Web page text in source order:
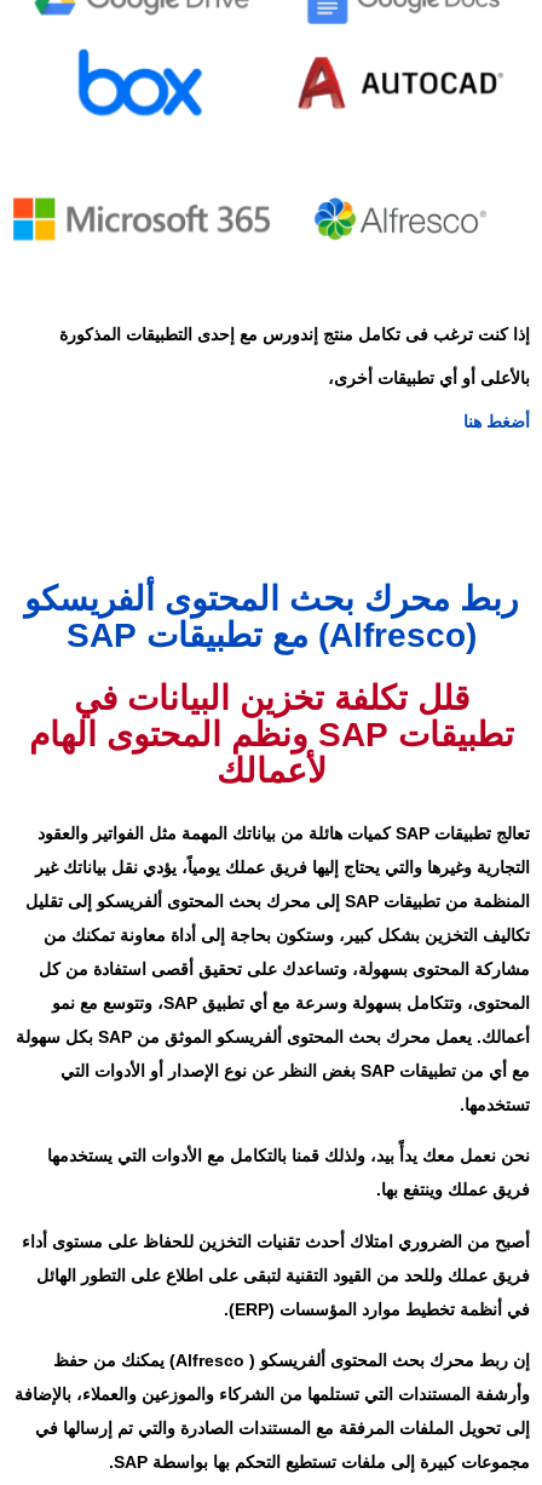
إذا كنت ترغب فى تكامل منتج إندورس مع إحدى التطبيقات المذكورة
بالأعلى أو أي تطبيقات أخرى،
أضغط هنا
ربط محرك بحث المحتوى ألفريسكو
(Alfresco) مع تطبيقات SAP
قلل تكلفة تخزين البيانات في
تطبيقات SAP ونظم المحتوى الهام
لأعمالك
تعالج تطبيقات SAP كميات هائلة من بياناتك المهمة مثل الفواتير والعقود
التجارية وغيرها والتي يحتاج إليها فريق عملك يومياً، يؤدي نقل بياناتك غير
المنظمة من تطبيقات SAP إلى محرك بحث المحتوى ألفريسكو إلى تقليل
تكاليف التخزين بشكل كبير، وستكون بحاجة إلى أداة معاونة تمكنك من
مشاركة المحتوى بسهولة، وتساعدك على تحقيق أقصى استفادة من كل
المحتوى، وتتكامل بسهولة وسرعة مع أي تطبيق SAP، وتتوسع مع نمو
أعمالك. يعمل محرك بحث المحتوى ألفريسكو الموثق من SAP بكل سهولة
مع أي من تطبيقات SAP بغض النظر عن نوع الإصدار أو الأدوات التي
تستخدمها.
نحن نعمل معك يدأً بيد، ولذلك قمنا بالتكامل مع الأدوات التي يستخدمها
فريق عملك وينتفع بها.
أصبح من الضروري امتلاك أحدث تقنيات التخزين للحفاظ على مستوى أداء
فريق عملك وللحد من القيود التقنية لتبقى على اطلاع على التطور الهائل
في أنظمة تخطيط موارد المؤسسات (ERP).
إن ربط محرك بحث المحتوى ألفريسكو ( Alfresco) يمكنك من حفظ
وأرشفة المستندات التي تستلمها من الشركاء والموزعين والعملاء، بالإضافة
إلى تحويل الملفات المرفقة مع المستندات الصادرة والتي تم إرسالها في
مجموعات كبيرة إلى ملفات تستطيع التحكم بها بواسطة SAP.